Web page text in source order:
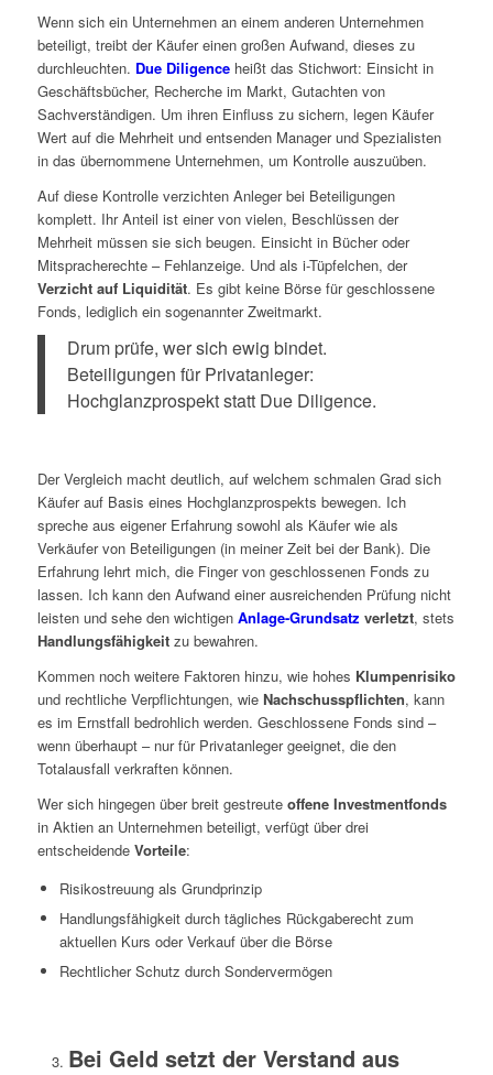
Wenn sich ein Unternehmen an einem anderen Unternehmen
beteiligt, treibt der Käufer einen großen Aufwand, dieses zu
durchleuchten. Due Diligence heißt das Stichwort: Einsicht in
Geschäftsbücher, Recherche im Markt, Gutachten von
Sachverständigen. Um ihren Einfluss zu sichern, legen Käufer
Wert auf die Mehrheit und entsenden Manager und Spezialisten
in das übernommene Unternehmen, um Kontrolle auszuüben.
Auf diese Kontrolle verzichten Anleger bei Beteiligungen
komplett. Ihr Anteil ist einer von vielen, Beschlüssen der
Mehrheit müssen sie sich beugen. Einsicht in Bücher oder
Mitspracherechte – Fehlanzeige. Und als i-Tüpfelchen, der
Verzicht auf Liquidität. Es gibt keine Börse für geschlossene
Fonds, lediglich ein sogenannter Zweitmarkt.
Drum prüfe, wer sich ewig bindet.
Beteiligungen für Privatanleger:
Hochglanzprospekt statt Due Diligence.
Der Vergleich macht deutlich, auf welchem schmalen Grad sich
Käufer auf Basis eines Hochglanzprospekts bewegen. Ich
spreche aus eigener Erfahrung sowohl als Käufer wie als
Verkäufer von Beteiligungen (in meiner Zeit bei der Bank). Die
Erfahrung lehrt mich, die Finger von geschlossenen Fonds zu
lassen. Ich kann den Aufwand einer ausreichenden Prüfung nicht
leisten und sehe den wichtigen Anlage-Grundsatz verletzt, stets
Handlungsfähigkeitzu bewahren.
Kommen noch weitere Faktoren hinzu, wie hohes Klumpenrisiko
und rechtliche Verpflichtungen, wie Nachschusspflichten, kann
es im Ernstfall bedrohlich werden. Geschlossene Fonds sind –
wenn überhaupt – nur für Privatanleger geeignet, die den
Totalausfall verkraften können.
Wer sich hingegen über breit gestreute offene Investmentfonds
in Aktien an Unternehmen beteiligt, verfügt über drei
entscheidende Vorteile:
Risikostreuung als Grundprinzip
Handlungsfähigkeit durch tägliches Rückgaberecht zum
aktuellen Kurs oder Verkauf über die Börse
Rechtlicher Schutz durch Sondervermögen
Bei Geld setzt der Verstand aus